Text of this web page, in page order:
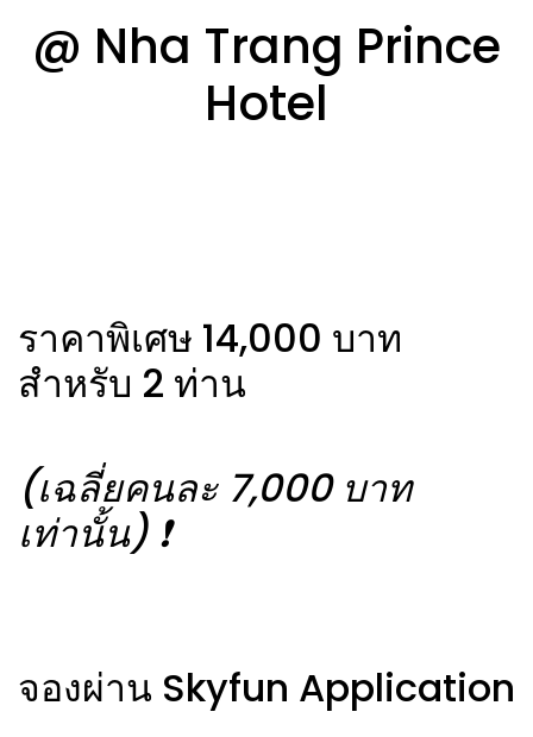
@ Nha Trang Prince
Hotel
ราคาพิเศษ 14,000 บาท
สำหรับ 2 ท่าน
(เฉลี่ยคนละ 7,000 บาท
เท่านั้น) ❗️
จองผ่าน Skyfun Application